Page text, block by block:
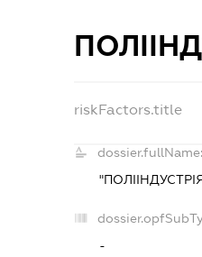
riskFactors.title
dossier.fullName:
-